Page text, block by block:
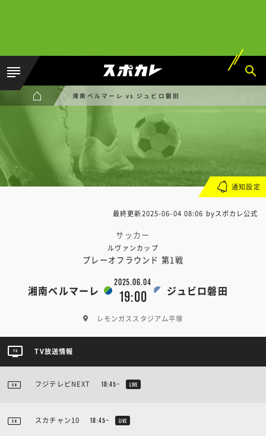
湘南ベルマーレ vs ジュビロ磐田
最終更新2025-06-04 08:06 byスポカレ公式
サッカー
ルヴァンカップ
プレーオフラウンド 第1戦
湘南ベルマーレ
2025.06.04
19:00 ジュビロ磐田
レモンガススタジアム平塚
通知設定
TV放送情報
フジテレビNEXT 18:45~ LIVE
スカチャン10 18:45~ LIVE